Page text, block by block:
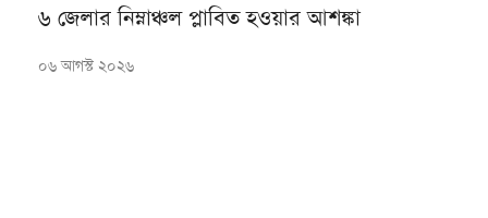
৬ জেলার নিম্নাঞ্চল প্লাবিত হওয়ার আশঙ্কা
০৬ আগস্ট ২০২৬